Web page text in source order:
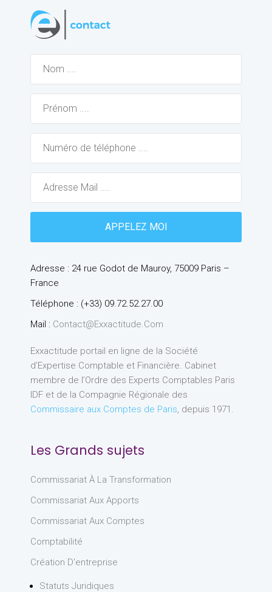
Adresse : 24 rue Godot de Mauroy, 75009 Paris –
France
Téléphone : (+33) 09.72.52.27.00
Mail : Contact@exxactitude.com
Exxactitude portail en ligne de la Société
d’Expertise Comptable et Financière. Cabinet
membre de l’Ordre des Experts Comptables Paris
IDF et de la Compagnie Régionale des
Commissaire aux Comptes de Paris, depuis 1971.
Les Grands sujets
Commissariat À La Transformation
Commissariat Aux Apports
Commissariat Aux Comptes
Comptabilité
Création D'entreprise
Statuts Juridiques